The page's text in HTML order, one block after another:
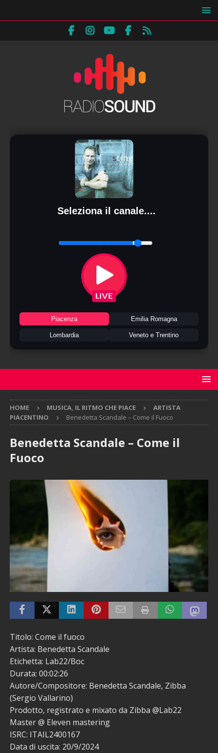
Seleziona il canale....
Piacenza Emilia Romagna
Lombardia Veneto e Trentino
HOME MUSICA, IL RITMO CHE PIACE
ARTISTA
PIACENTINO
Benedetta Scandale – Come il Fuoco
Benedetta Scandale – Come il
Fuoco
Titolo: Come il fuoco
Artista: Benedetta Scandale
Etichetta: Lab22/Boc
Durata: 00:02:26
Autore/Compositore: Benedetta Scandale, Zibba
(Sergio Vallarino)
Prodotto, registrato e mixato da Zibba @Lab22
Master @ Eleven mastering
ISRC: ITAIL2400167
Data di uscita: 20/9/2024